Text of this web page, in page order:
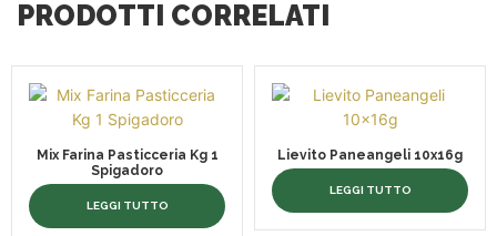
PRODOTTI CORRELATI
Mix Farina Pasticceria Kg 1
Spigadoro
LEGGI TUTTO
Lievito Paneangeli 10x16g
LEGGI TUTTO